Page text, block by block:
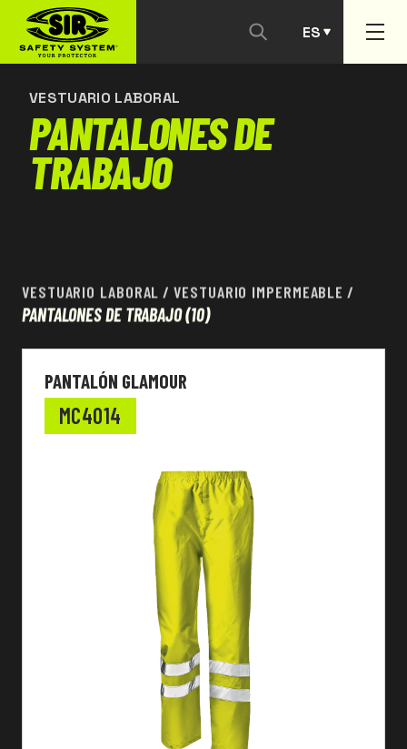
ES
PT
VESTUARIO LABORAL
PANTALONES DE
TRABAJO
VESTUARIO LABORAL / VESTUARIO IMPERMEABLE /
PANTALONES DE TRABAJO(10)
PANTALÓN GLAMOUR
MC4014
CONTACTANOS